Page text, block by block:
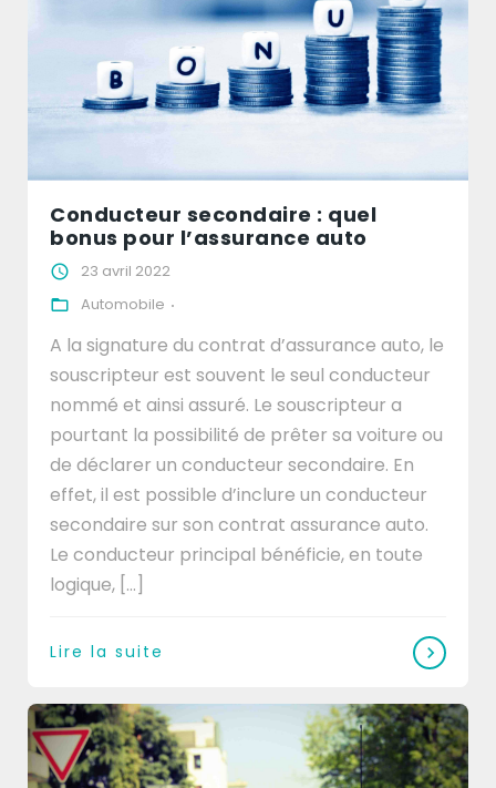
Conducteur secondaire : quel
bonus pour l’assurance auto
23 avril 2022
Automobile
A la signature du contrat d’assurance auto, le
souscripteur est souvent le seul conducteur
nommé et ainsi assuré. Le souscripteur a
pourtant la possibilité de prêter sa voiture ou
de déclarer un conducteur secondaire. En
effet, il est possible d’inclure un conducteur
secondaire sur son contrat assurance auto.
Le conducteur principal bénéficie, en toute
logique, [...]
Lire la suite